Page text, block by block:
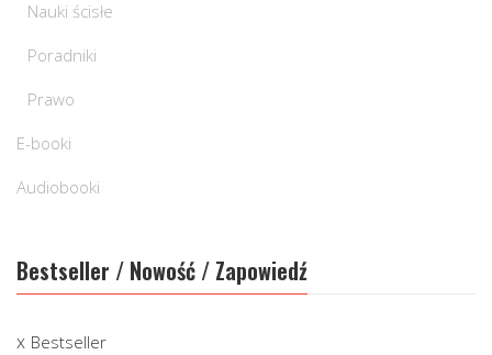
Nauki ścisłe
Poradniki
Prawo
E-booki
Audiobooki
Bestseller / Nowość / Zapowiedź
Bestseller